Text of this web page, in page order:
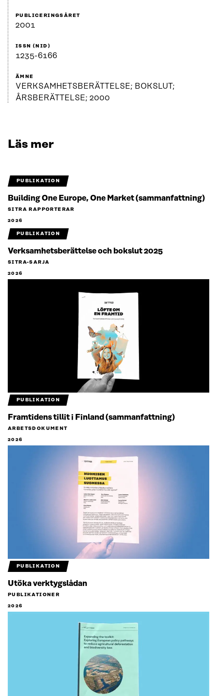
PUBLICERINGSÅRET
2001
ISSN (NID)
1235-6166
ÄMNE
VERKSAMHETSBERÄTTELSE; BOKSLUT;
ÅRSBERÄTTELSE; 2000
Läs mer
PUBLIKATION
Building One Europe, One Market (sammanfattning)
SITRA RAPPORTERAR
2026
PUBLIKATION
Verksamhetsberättelse och bokslut 2025
SITRA-SARJA
2026
PUBLIKATION
Framtidens tillit i Finland (sammanfattning)
ARBETSDOKUMENT
2026
PUBLIKATION
Utöka verktygslådan
PUBLIKATIONER
2026